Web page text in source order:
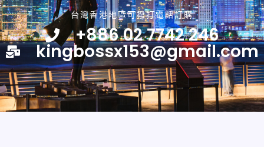
台灣香港地區可撥打電話訂購
+886 02 7742 246
kingbossx153@gmail.com